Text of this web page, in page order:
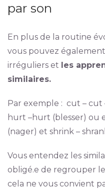
par son
En plus de la routine
vous pouvez
irréguliers et les
similaires.
Par exemple : cut –
hurt –hurt (blesser) ou
(nager) et shrink –
Vous entendez les
obligé.e de regrouper
cela ne vous convient